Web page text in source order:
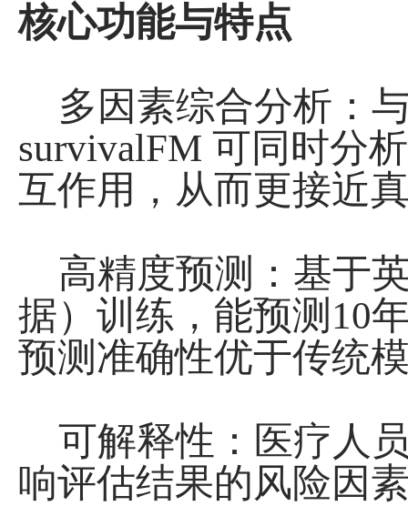
核心功能与特点
多因素综合分析‌：
survivalFM 可同时分
互作用，从而更接近
高精度预测‌：基于
据）训练，能预测10
预测准确性优于传统
可解释性‌：医疗人
响评估结果的风险因